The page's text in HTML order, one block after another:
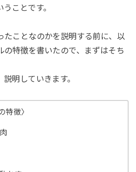
うことです。
たことなのかを説明する前に、以
の特徴を書いたので、まずはそち
明していきます。
特徴〉